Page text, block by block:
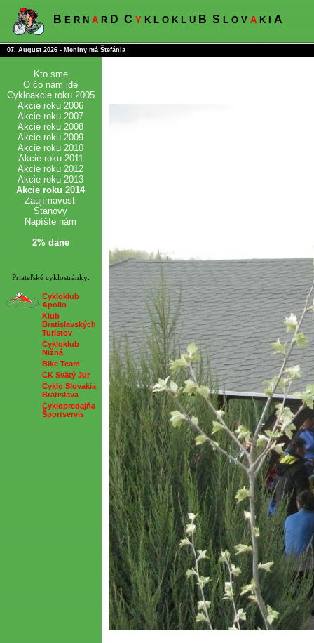
B E R N A R D C Y K L O K L U B S L O V A K I A
07. August 2026 - Meniny má Štefánia
Kto sme
O čo nám ide
Cykloakcie roku 2005
Akcie roku 2006
Akcie roku 2007
Akcie roku 2008
Akcie roku 2009
Akcie roku 2010
Akcie roku 2011
Akcie roku 2012
Akcie roku 2013
Akcie roku 2014
Zaujímavosti
Stanovy
Napíšte nám
2% dane
Priateľské cyklostránky:
Cykloklub
Apollo
Klub
Bratislavských
Turistov
Cykloklub
Nižná
Bike Team
CK Svätý Jur
Cyklo Slovakia
Bratislava
Cyklopredajňa
Športservis